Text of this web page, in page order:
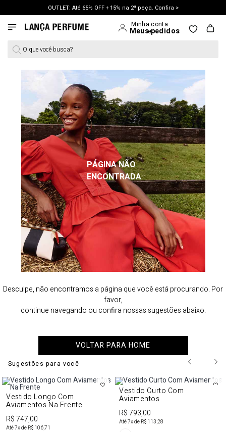
OUTLET: Até 65% OFF + 15% na 2ª peça. Confira >
LANÇAMENTO PRIMAVERA 27. Clique e aproveite.
O que você busca?
PÁGINA NÃO
ENCONTRADA
Desculpe, não encontramos a página que você está procurando. Por
favor,
continue navegando ou confira nossas sugestões abaixo.
VOLTAR PARA HOME
Sugestões para você
Vestido Longo Com
Aviamentos Na Frente
R$ 747,00
Até7x de R$ 106,71
Vestido Curto Com
Aviamentos
R$ 793,00
Até7x de R$ 113,28